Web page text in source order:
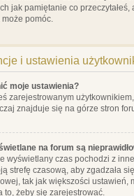
jak pamiętanie co
pomóc.
i ustawienia
moje ustawienia?
zarejestrowanym
znajduje się na górze stron
na forum są
wyświetlany czas pochodzi z
strefę czasową, aby zgadzała
tak jak większości ustawień,
to, żeby się zarejestrować.